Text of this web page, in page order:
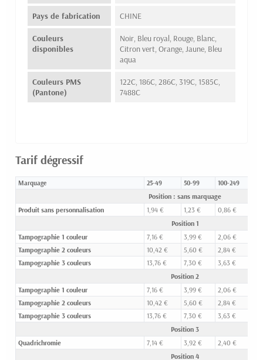
Pays de fabrication CHINE
Couleurs
disponibles
Noir, Bleu royal, Rouge, Blanc,
Citron vert, Orange, Jaune, Bleu
aqua
Couleurs PMS
(Pantone)
122C, 186C, 286C, 319C, 1585C,
7488C
Tarif dégressif
Marquage 25-49 50-99 100-249
Position : sans marquage
Produit sans personnalisation
1,94 € 1,23 € 0,86 €
Position 1
Tampographie 1 couleur
7,16 € 3,99 € 2,06 €
Tampographie 2 couleurs
10,42 € 5,60 € 2,84 €
Tampographie 3 couleurs
13,76 € 7,30 € 3,63 €
Position 2
Tampographie 1 couleur
7,16 € 3,99 € 2,06 €
Tampographie 2 couleurs
10,42 € 5,60 € 2,84 €
Tampographie 3 couleurs
13,76 € 7,30 € 3,63 €
Position 3
Quadrichromie
7,14 € 3,92 € 2,40 €
Position 4